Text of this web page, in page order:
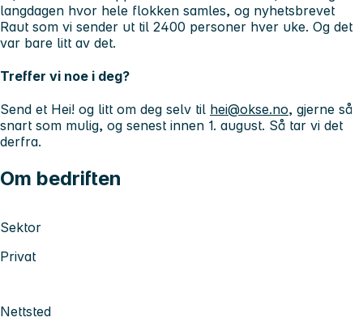
langdagen hvor hele flokken samles, og nyhetsbrevet
Raut som vi sender ut til 2400 personer hver uke. Og det
var bare litt av det.
Treffer vi noe i deg?
Send et Hei! og litt om deg selv til hei@okse.no, gjerne så
snart som mulig, og senest innen 1. august. Så tar vi det
derfra.
Om bedriften
Sektor
Privat
Nettsted